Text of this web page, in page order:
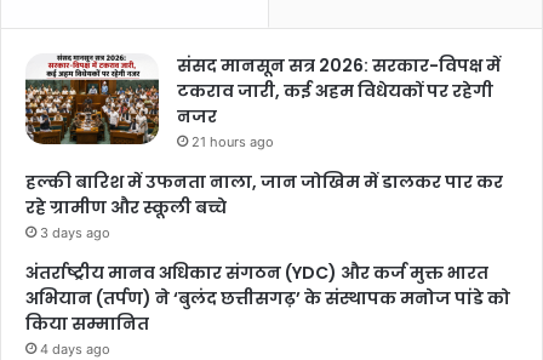
संसद मानसून सत्र 2026: सरकार-विपक्ष में
टकराव जारी, कई अहम विधेयकों पर रहेगी
नजर
21 hours ago
हल्की बारिश में उफनता नाला, जान जोखिम में डालकर पार कर
रहे ग्रामीण और स्कूली बच्चे
3 days ago
अंतर्राष्ट्रीय मानव अधिकार संगठन (YDC) और कर्ज मुक्त भारत
अभियान (तर्पण) ने ‘बुलंद छत्तीसगढ़’ के संस्थापक मनोज पांडे को
किया सम्मानित
4 days ago